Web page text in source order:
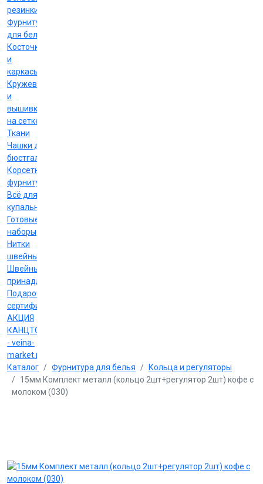
резинки
Фурнитура
для белья
Косточки
и
каркасы
Кружево
и
вышивка
на сетке
Ткани
Чашки для
бюстгальтеров
Корсетная
фурнитура
Всё для
купальников
Готовые
наборы
Нитки
швейные
Швейные
принадлежности
Подарочные
сертификаты
АКЦИЯ
КАНЦТОВАРЫ
- veina-
market.ru
Каталог
Фурнитура для белья
Кольца и регуляторы
15мм Комплект металл (кольцо 2шт+регулятор 2шт) кофе с
молоком (030)